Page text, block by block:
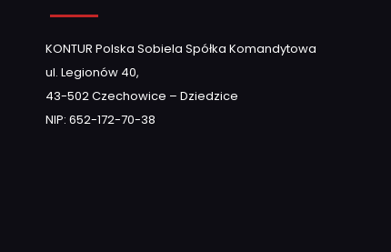
KONTUR Polska Sobiela Spółka Komandytowa
ul. Legionów 40,
43-502 Czechowice – Dziedzice
NIP: 652-172-70-38